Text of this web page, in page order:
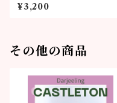
¥3,200
その他の商品